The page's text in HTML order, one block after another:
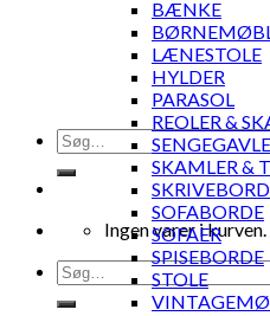
Søg
efter:
Ingen varer i kurven.
Søg
efter:
BÆNKE
LÆNESTOLE
HYLDER
PARASOL
REOLER &
SENGEGAVLE
SKAMLER &
SOFABORDE
SOFAER
SPISEBORDE
STOLE